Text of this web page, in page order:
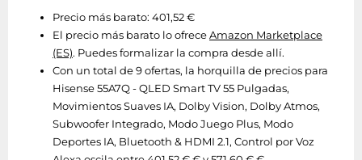
Precio más barato: 401,52 €
El precio más barato lo ofreceAmazon Marketplace
(ES). Puedes formalizar la compra desde allí.
Con un total de 9 ofertas, la horquilla de precios para
Hisense 55A7Q - QLED Smart TV 55 Pulgadas,
Movimientos Suaves IA, Dolby Vision, Dolby Atmos,
Subwoofer Integrado, Modo Juego Plus, Modo
Deportes IA, Bluetooth & HDMI 2.1, Control por Voz